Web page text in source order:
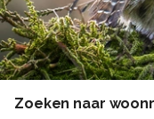
Zoeken naar